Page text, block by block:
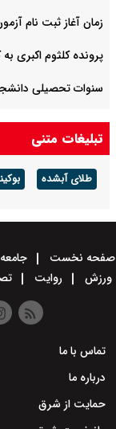
زمان آغاز ثبت نام
پرونده کلثوم اکبری
سنوات تحصیلی
این شهر در مصرف
تبلیغات متنی
طلای آبشده
صفحه نخست جامعه
ورزش
روایت
تماس با ما
درباره ما
حمایت از شرق